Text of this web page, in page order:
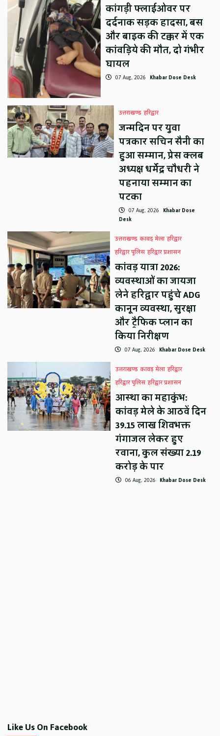
कांगड़ी फ्लाईओवर पर
दर्दनाक सड़क हादसा, बस
और बाइक की टक्कर में एक
कांवड़िये की मौत, दो गंभीर
घायल
07 Aug, 2026 Khabar Dose Desk
उत्तराखण्ड हरिद्वार
जन्मदिन पर युवा
पत्रकार सचिन सैनी का
हुआ सम्मान, प्रेस क्लब
अध्यक्ष धर्मेंद्र चौधरी ने
पहनाया सम्मान का
पटका
07 Aug, 2026 Khabar Dose
Desk
उत्तराखण्ड कावड़ मेला हरिद्वार
हरिद्वार पुलिस हरिद्वार प्रशासन
कांवड़ यात्रा 2026:
व्यवस्थाओं का जायजा
लेने हरिद्वार पहुंचे ADG
कानून व्यवस्था, सुरक्षा
और ट्रैफिक प्लान का
किया निरीक्षण
07 Aug, 2026 Khabar Dose Desk
उत्तराखण्ड कावड़ मेला हरिद्वार
हरिद्वार पुलिस हरिद्वार प्रशासन
आस्था का महाकुंभ:
कांवड़ मेले के आठवें दिन
39.15 लाख शिवभक्त
गंगाजल लेकर हुए
रवाना, कुल संख्या 2.19
करोड़ के पार
06 Aug, 2026 Khabar Dose Desk
Like Us On Facebook